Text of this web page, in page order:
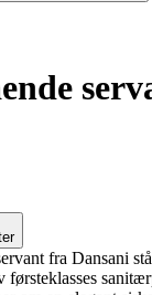
fra Dansani
førsteklasses